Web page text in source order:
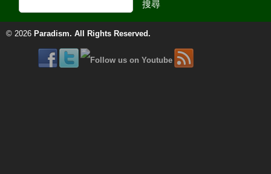
© 2026 Paradism. All Rights Reserved.